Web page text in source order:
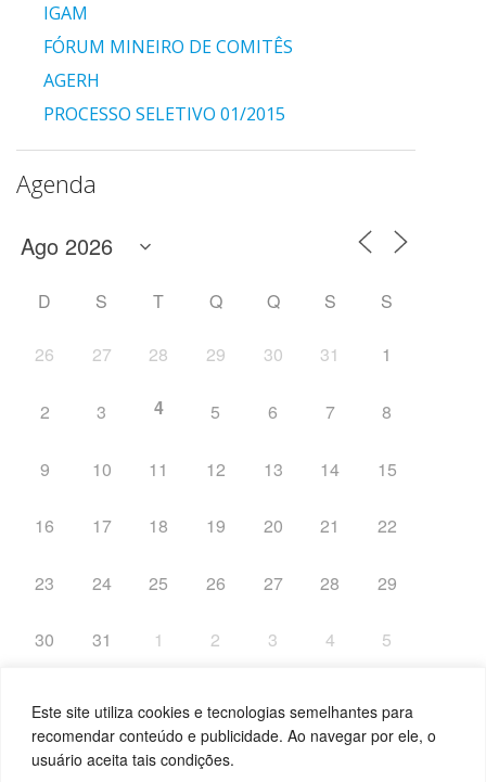
Este site utiliza cookies e tecnologias semelhantes para
recomendar conteúdo e publicidade. Ao navegar por ele, o
usuário aceita tais condições.
IGAM
FÓRUM MINEIRO DE COMITÊS
AGERH
PROCESSO SELETIVO 01/2015
Agenda
D S T Q Q S S
26 27 28 29 30 31 1
2 3 4 5 6 7 8
9 10 11 12 13 14 15
16 17 18 19 20 21 22
23 24 25 26 27 28 29
30 31 1 2 3 4 5